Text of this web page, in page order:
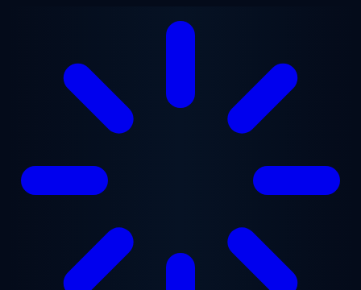
Перейти к основному содержанию